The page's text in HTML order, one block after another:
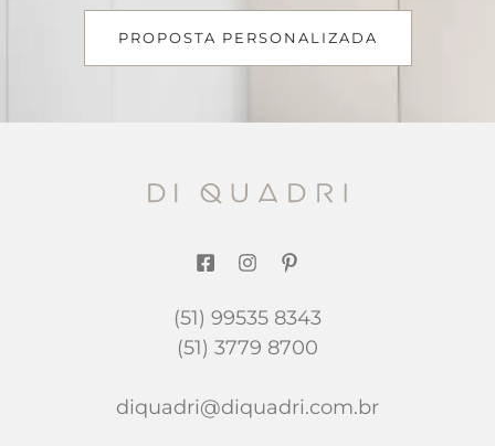
PROPOSTA PERSONALIZADA
(51) 99535 8343
(51) 3779 8700
diquadri@diquadri.com.br